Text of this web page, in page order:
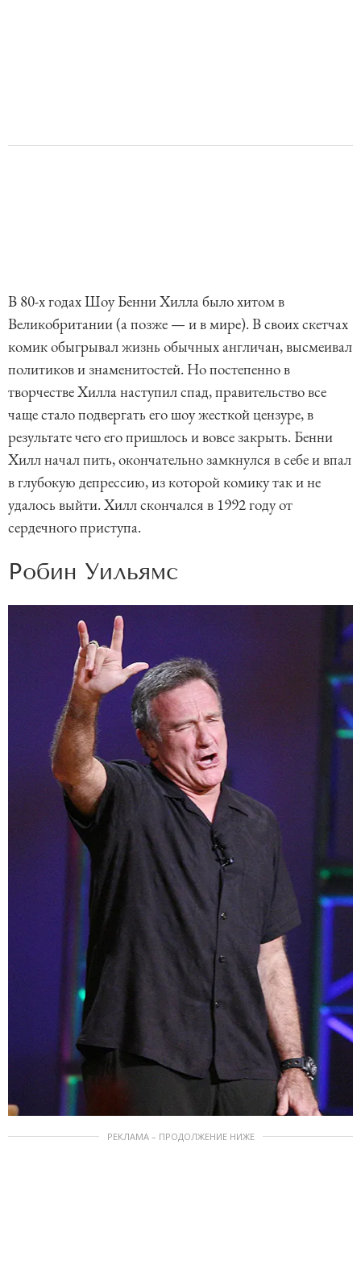
В 80-х годах Шоу Бенни Хилла было хитом в
Великобритании (а позже — и в мире). В своих скетчах
комик обыгрывал жизнь обычных англичан, высмеивал
политиков и знаменитостей. Но постепенно в
творчестве Хилла наступил спад, правительство все
чаще стало подвергать его шоу жесткой цензуре, в
результате чего его пришлось и вовсе закрыть. Бенни
Хилл начал пить, окончательно замкнулся в себе и впал
в глубокую депрессию, из которой комику так и не
удалось выйти. Хилл скончался в 1992 году от
сердечного приступа.
Робин Уильямс
РЕКЛАМА – ПРОДОЛЖЕНИЕ НИЖЕ